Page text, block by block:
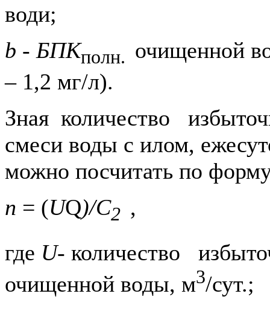
води;
b - БПКполн. очищенной
– 1,2 мг/л).
Зная количество
смеси воды с илом,
можно посчитать по
п = (UQ)/С2 ,
где U- количество
очищенной воды, м3/сут.;